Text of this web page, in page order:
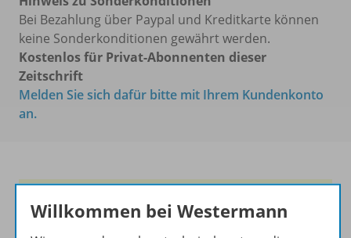
Bei Bezahlung über Paypal und Kreditkarte können
keine Sonderkonditionen gewährt werden.
Kostenlos für Privat-Abonnenten dieser
Zeitschrift
Melden Sie sich dafür bitte mit Ihrem Kundenkonto
an.
Die führende Zeitschrift für
die Unterrichtspraxis!
Willkommen bei Westermann